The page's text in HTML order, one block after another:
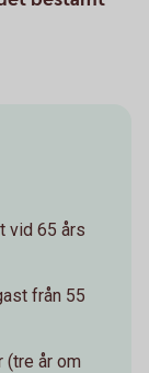
vid 65 års
från 55
(tre år om